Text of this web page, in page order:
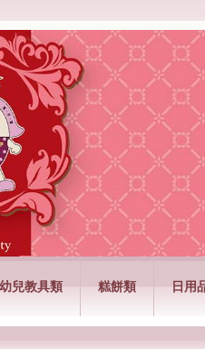
公司
幼兒教具類 糕餅類 日用